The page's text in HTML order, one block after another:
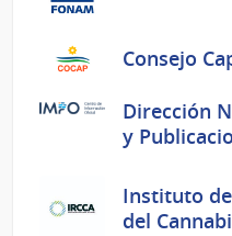
Consejo
Dirección
y
Instituto
del